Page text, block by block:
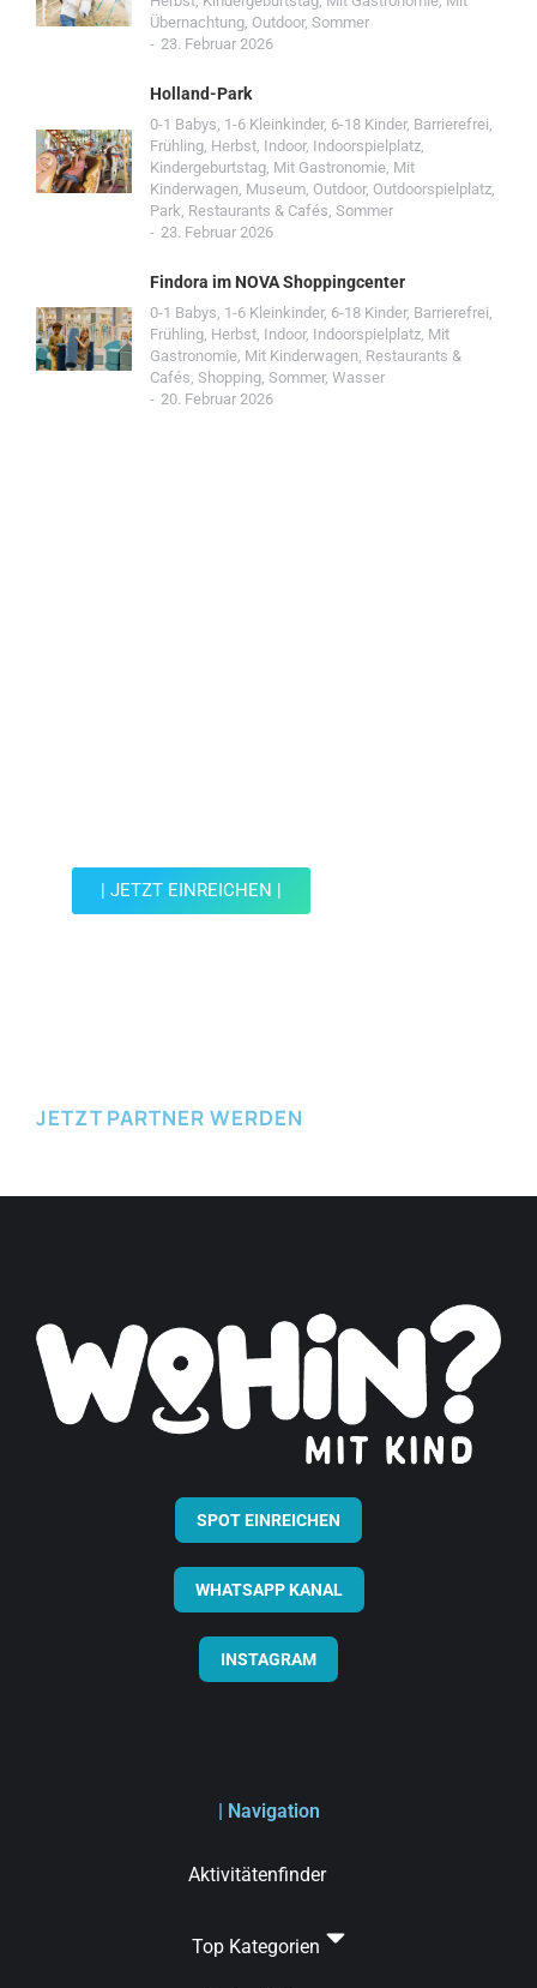
Übernachtung, Outdoor, Sommer
23. Februar 2026
Holland-Park
0-1 Babys, 1-6 Kleinkinder, 6-18 Kinder, Barrierefrei,
Frühling, Herbst, Indoor, Indoorspielplatz,
Kindergeburtstag, Mit Gastronomie, Mit
Kinderwagen, Museum, Outdoor, Outdoorspielplatz,
Park, Restaurants & Cafés, Sommer
23. Februar 2026
Findora im NOVA Shoppingcenter
0-1 Babys, 1-6 Kleinkinder, 6-18 Kinder, Barrierefrei,
Frühling, Herbst, Indoor, Indoorspielplatz, Mit
Gastronomie, Mit Kinderwagen, Restaurants &
Cafés, Shopping, Sommer, Wasser
20. Februar 2026
| JETZT EINREICHEN |
JETZT PARTNER WERDEN
SPOT EINREICHEN
WHATSAPP KANAL
INSTAGRAM
| Navigation
Aktivitätenfinder
Top Kategorien